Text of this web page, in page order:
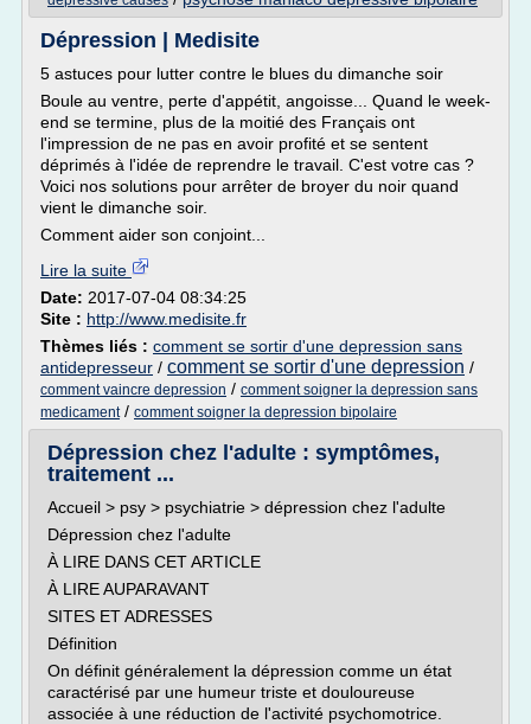
Dépression | Medisite
5 astuces pour lutter contre le blues du dimanche soir
Boule au ventre, perte d'appétit, angoisse... Quand le week-
end se termine, plus de la moitié des Français ont
l'impression de ne pas en avoir profité et se sentent
déprimés à l'idée de reprendre le travail. C'est votre cas ?
Voici nos solutions pour arrêter de broyer du noir quand
vient le dimanche soir.
Comment aider son conjoint...
Lire la suite
Date: 2017-07-04 08:34:25
Site : http://www.medisite.fr
Thèmes liés : comment se sortir d'une depression sans
antidepresseur / comment se sortir d'une depression /
comment vaincre depression / comment soigner la depression sans
medicament/ comment soigner la depression bipolaire
Dépression chez l'adulte : symptômes,
traitement ...
Accueil > psy > psychiatrie > dépression chez l'adulte
Dépression chez l'adulte
À LIRE DANS CET ARTICLE
À LIRE AUPARAVANT
SITES ET ADRESSES
Définition
On définit généralement la dépression comme un état
caractérisé par une humeur triste et douloureuse
associée à une réduction de l'activité psychomotrice.